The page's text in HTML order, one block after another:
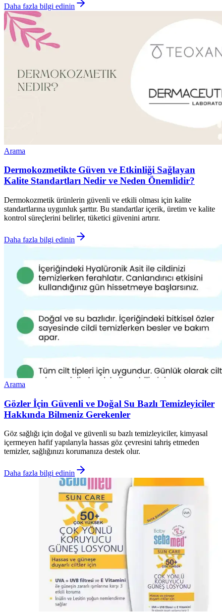
Daha fazla bilgi edinin
Arama
Dermokozmetikte Güven ve Etkinliği Sağlayan
Kalite Standartları Nedir ve Neden Önemlidir?
Dermokozmetik ürünlerin güvenli ve etkili olması için kalite
standartlarına uygunluk şarttır. Bu standartlar içerik, üretim ve kalite
kontrol süreçlerini belirler, tüketici güvenini artırır.
Daha fazla bilgi edinin
Arama
Gözler İçin Güvenli ve Doğal Su Bazlı Temizleyiciler
Hakkında Bilmeniz Gerekenler
Göz sağlığı için doğal ve güvenli su bazlı temizleyiciler, kimyasal
içermeyen hafif yapılarıyla hassas göz çevresini tahriş etmeden
temizler, sağlığınızı korumanıza destek olur.
Daha fazla bilgi edinin